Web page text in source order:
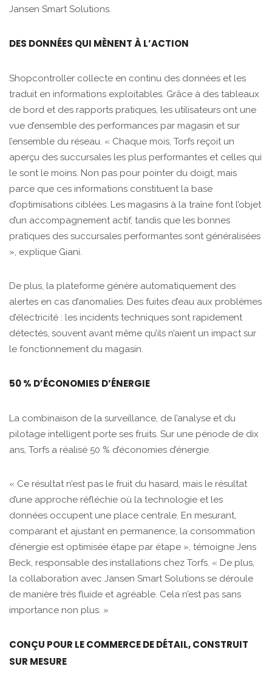
Jansen Smart Solutions.
DES DONNÉES QUI MÈNENT À L’ACTION
Shopcontroller collecte en continu des données et les
traduit en informations exploitables. Grâce à des tableaux
de bord et des rapports pratiques, les utilisateurs ont une
vue d’ensemble des performances par magasin et sur
l’ensemble du réseau. « Chaque mois, Torfs reçoit un
aperçu des succursales les plus performantes et celles qui
le sont le moins. Non pas pour pointer du doigt, mais
parce que ces informations constituent la base
d’optimisations ciblées. Les magasins à la traîne font l’objet
d’un accompagnement actif, tandis que les bonnes
pratiques des succursales performantes sont généralisées
», explique Giani.
De plus, la plateforme génère automatiquement des
alertes en cas d’anomalies. Des fuites d’eau aux problèmes
d’électricité : les incidents techniques sont rapidement
détectés, souvent avant même qu’ils n’aient un impact sur
le fonctionnement du magasin.
50 % D’ÉCONOMIES D’ÉNERGIE
La combinaison de la surveillance, de l’analyse et du
pilotage intelligent porte ses fruits. Sur une période de dix
ans, Torfs a réalisé 50 % d’économies d’énergie.
« Ce résultat n’est pas le fruit du hasard, mais le résultat
d’une approche réfléchie où la technologie et les
données occupent une place centrale. En mesurant,
comparant et ajustant en permanence, la consommation
d’énergie est optimisée étape par étape », témoigne Jens
Beck, responsable des installations chez Torfs. « De plus,
la collaboration avec Jansen Smart Solutions se déroule
de manière très fluide et agréable. Cela n’est pas sans
importance non plus. »
CONÇU POUR LE COMMERCE DE DÉTAIL, CONSTRUIT
SUR MESURE